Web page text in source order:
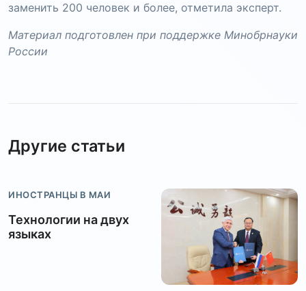
заменить 200 человек и более, отметила эксперт.
Материал подготовлен при поддержке Минобрнауки
России
Другие статьи
ИНОСТРАНЦЫ В МАИ
Технологии на двух
языках